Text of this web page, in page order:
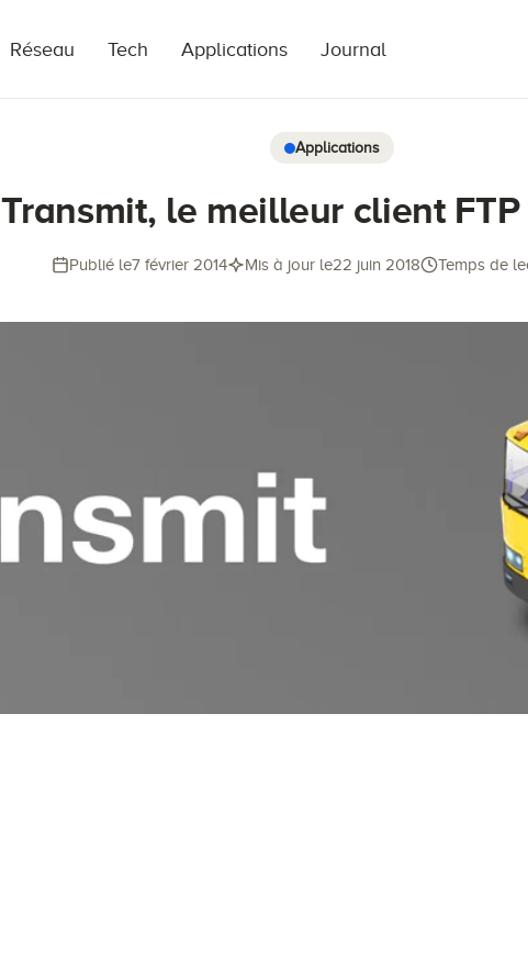
Réseau Tech Applications Journal
Applications
Transmit, le meilleur client
Publié le7 février 2014 Mis à jour le22 juin 2018 Temps de